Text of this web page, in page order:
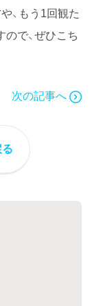
、もう1回観た
で、ぜひこち
次の記事へ